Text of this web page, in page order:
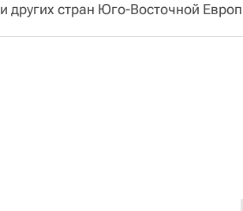
и других стран Юго-Восточной